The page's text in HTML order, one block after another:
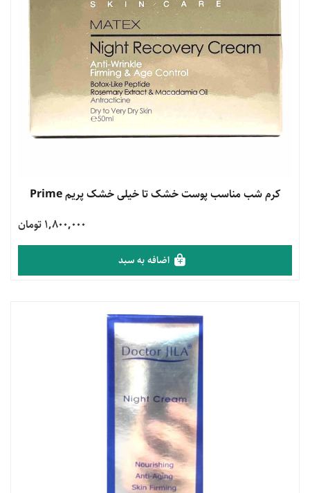
مشاهده محصول
کرم شب مناسب پوست خشک تا خیلی خشک پریم Prime
1,800,000 تومان
اضافه به سبد